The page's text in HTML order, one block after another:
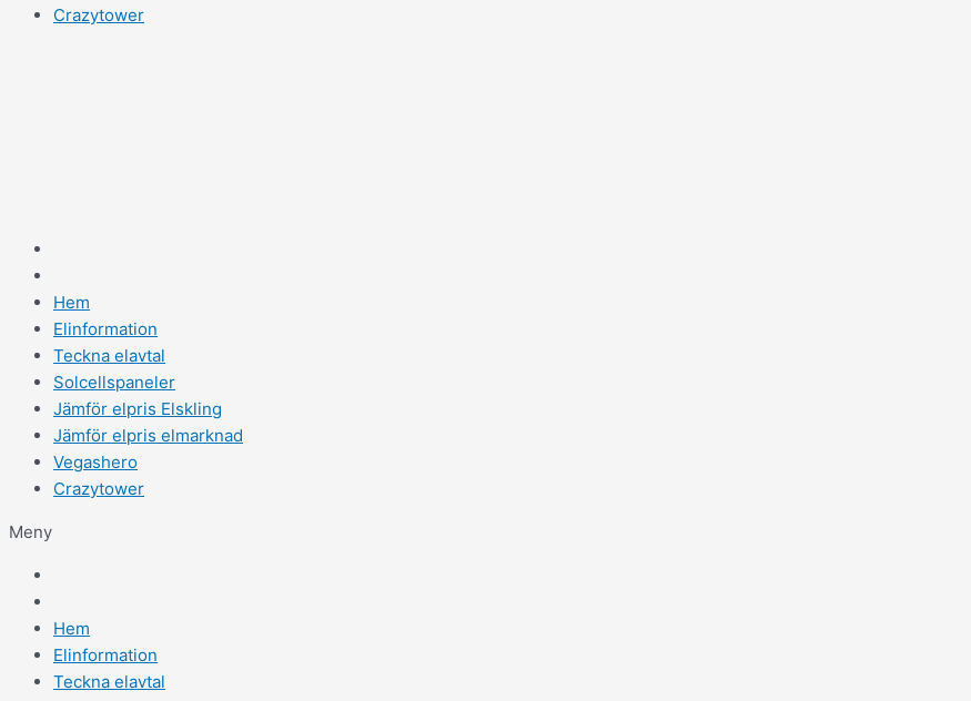
Crazytower
Hem
Elinformation
Teckna elavtal
Solcellspaneler
Jämför elpris Elskling
Jämför elpris elmarknad
Vegashero
Crazytower
Meny
Hem
Elinformation
Teckna elavtal